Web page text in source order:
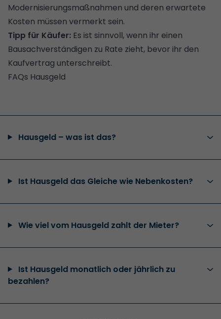
Modernisierungsmaßnahmen und deren erwartete
Kosten müssen vermerkt sein.
Tipp für Käufer: Es ist sinnvoll, wenn ihr einen
Bausachverständigen zu Rate zieht, bevor ihr den
Kaufvertrag unterschreibt.
FAQs Hausgeld
Hausgeld – was ist das?
Ist Hausgeld das Gleiche wie Nebenkosten?
Wie viel vom Hausgeld zahlt der Mieter?
Ist Hausgeld monatlich oder jährlich zu
bezahlen?